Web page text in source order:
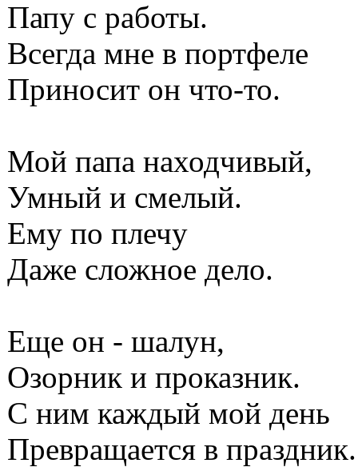
Папу с работы.
Всегда мне в портфеле
Приносит он что-то.
Мой папа находчивый,
Умный и смелый.
Ему по плечу
Даже сложное дело.
Еще он - шалун,
Озорник и проказник.
С ним каждый мой день
Превращается в праздник.